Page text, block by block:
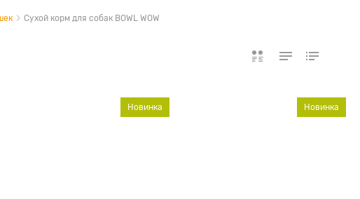
Сухой корм для собак BOWL WOW
Новинка Новинка